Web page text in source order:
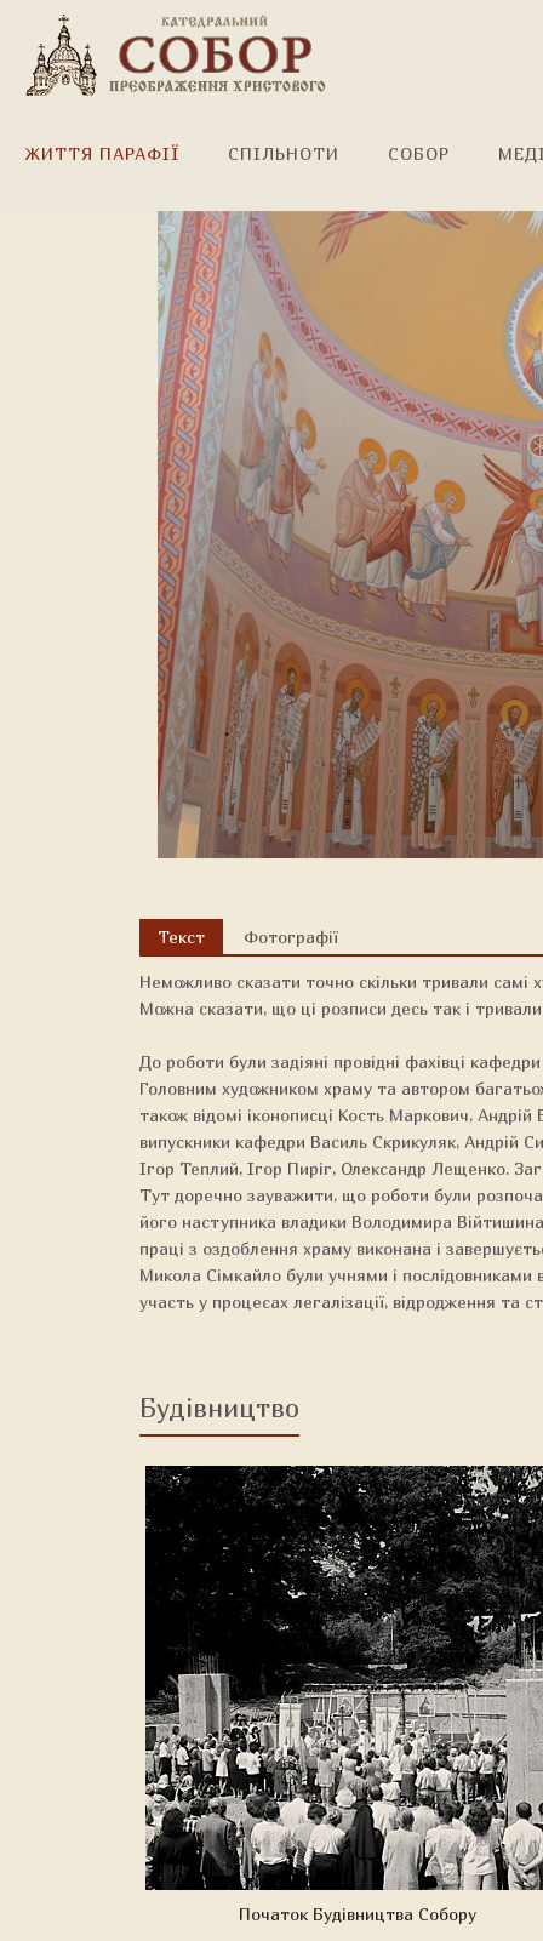
ЖИТТЯ ПАРАФІЇ СПІЛЬНОТИ СОБОР
Текст Фотографії
Неможливо сказати точно скільки тривали самі
Можна сказати, що ці розписи десь так і
До роботи були задіяні провідні фахівці
Головним художником храму та автором
також відомі іконописці Кость Маркович,
випускники кафедри Василь Скрикуляк, Андрій
Ігор Теплий, Ігор Пиріг, Олександр Лещенко.
Тут доречно зауважити, що роботи були
його наступника владики Володимира
праці з оздоблення храму виконана і
Микола Сімкайло були учнями і послідовниками
участь у процесах легалізації, відродження та
Будівництво
Початок Будівництва Собору